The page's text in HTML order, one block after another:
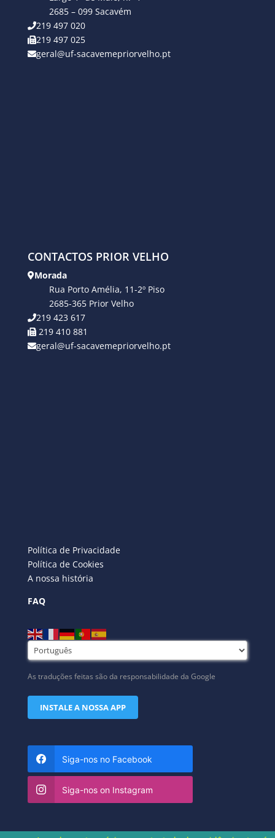
2685 – 099 Sacavém
219 497 020
219 497 025
geral@uf-sacavemepriorvelho.pt
CONTACTOS PRIOR VELHO
Morada
Rua Porto Amélia, 11-2º Piso
2685-365 Prior Velho
219 423 617
219 410 881
geral@uf-sacavemepriorvelho.pt
Política de Privacidade
Política de Cookies
A nossa história
FAQ
As traduções feitas são da responsabilidade da Google
INSTALE A NOSSA APP
Siga-nos no Facebook
Siga-nos on Instagram